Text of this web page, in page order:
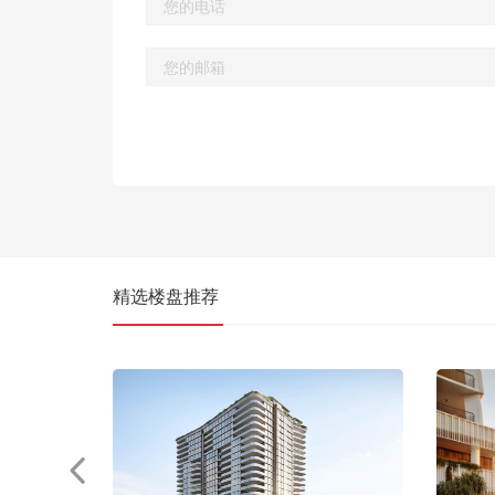
精选楼盘推荐